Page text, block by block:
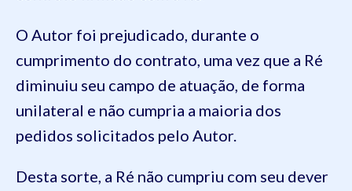
O Autor foi prejudicado, durante o
cumprimento do contrato, uma vez que a Ré
diminuiu seu campo de atuação, de forma
unilateral e não cumpria a maioria dos
pedidos solicitados pelo Autor.
Desta sorte, a Ré não cumpriu com seu dever